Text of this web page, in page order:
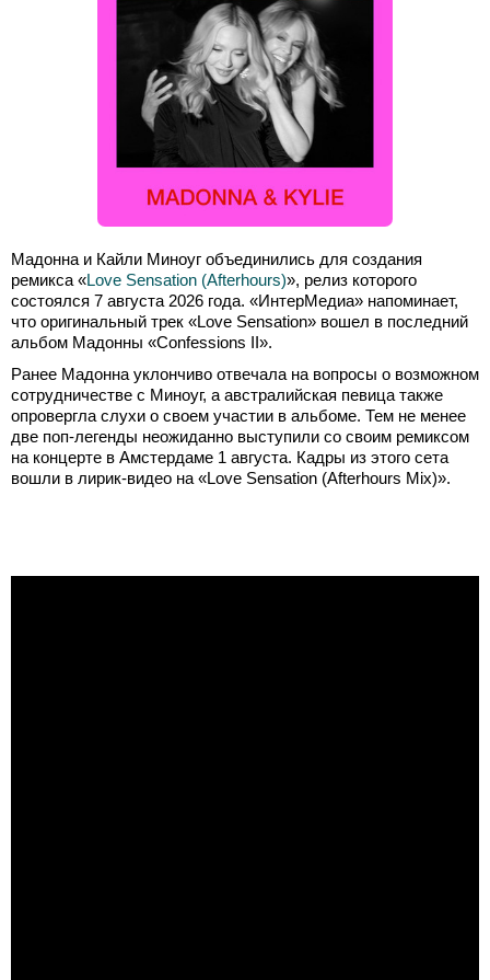
Мадонна и Кайли Миноуг объединились для создания
ремикса «Love Sensation (Afterhours)», релиз которого
состоялся 7 августа 2026 года. «ИнтерМедиа» напоминает,
что оригинальный трек «Love Sensation» вошел в последний
альбом Мадонны «Confessions II».
Ранее Мадонна уклончиво отвечала на вопросы о возможном
сотрудничестве с Миноуг, а австралийская певица также
опровергла слухи о своем участии в альбоме. Тем не менее
две поп-легенды неожиданно выступили со своим ремиксом
на концерте в Амстердаме 1 августа. Кадры из этого сета
вошли в лирик-видео на «Love Sensation (Afterhours Mix)».